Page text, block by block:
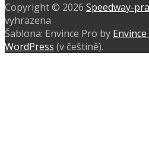
Copyright © 2026 Speedway-
vyhrazena
Šablona: Envince Pro by
WordPress (v češtině).